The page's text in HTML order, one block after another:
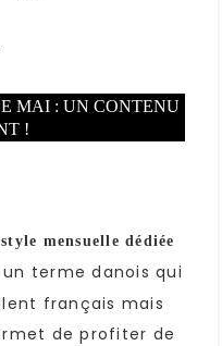
MAI : UN CONTENU
!
mensuelle dédiée
un terme danois qui
français mais
de profiter de